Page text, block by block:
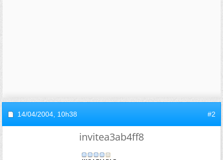
14/04/2004, 10h38 #2
invitea3ab4ff8